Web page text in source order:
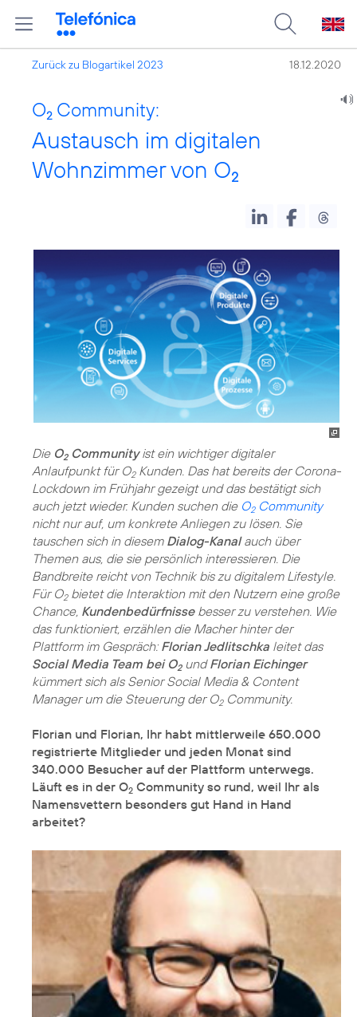
Zurück zu Blogartikel 2023 18.12.2020
O2 Community:
Austausch im digitalen
Wohnzimmer von O2
Die O2Communityist ein wichtiger digitaler
Anlaufpunkt für O2Kunden. Das hat bereits der Corona-
Lockdown im Frühjahr gezeigt und das bestätigt sich
auch jetzt wieder. Kunden suchen die O2Community
nicht nur auf, um konkrete Anliegen zu lösen. Sie
tauschen sich in diesem Dialog-Kanalauch über
Themen aus, die sie persönlich interessieren. Die
Bandbreite reicht von Technik bis zu digitalem Lifestyle.
Für O2bietet die Interaktion mit den Nutzern eine große
Chance, Kundenbedürfnissebesser zu verstehen. Wie
das funktioniert, erzählen die Macher hinter der
Plattform im Gespräch: Florian Jedlitschka leitet das
Social Media Team bei O2undFlorian Eichinger
kümmert sich als Senior Social Media & Content
Manager um die Steuerung der O2Community.
Florian und Florian, Ihr habt mittlerweile 650.000
registrierte Mitglieder und jeden Monat sind
340.000 Besucher auf der Plattform unterwegs.
Läuft es in der O2 Community so rund, weil Ihr als
Namensvettern besonders gut Hand in Hand
arbeitet?